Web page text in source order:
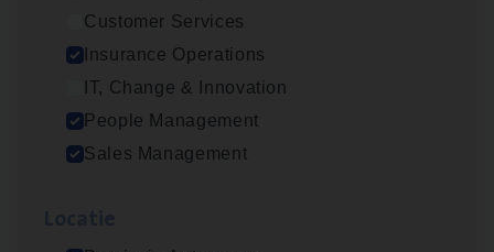
Customer Services
Insurance Operations
IT, Change & Innovation
People Management
Sales Management
Antwerpen
Insu­ran­ce Bro­kerKMO